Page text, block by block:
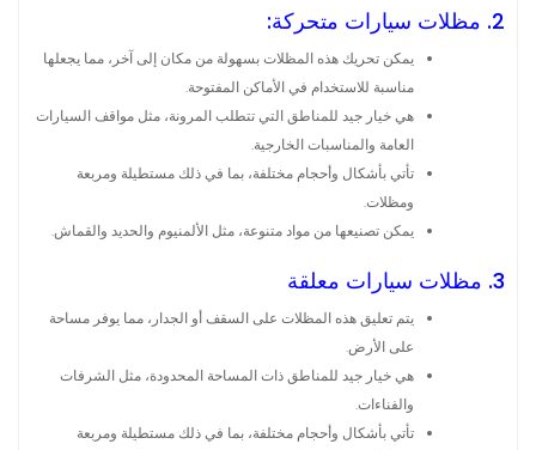
2. مظلات سيارات متحركة:
يمكن تحريك هذه المظلات بسهولة من مكان إلى آخر، مما يجعلها
مناسبة للاستخدام في الأماكن المفتوحة.
هي خيار جيد للمناطق التي تتطلب المرونة، مثل مواقف السيارات
العامة والمناسبات الخارجية.
تأتي بأشكال وأحجام مختلفة، بما في ذلك مستطيلة ومربعة
ومظلات.
يمكن تصنيعها من مواد متنوعة، مثل الألمنيوم والحديد والقماش.
3. مظلات سيارات معلقة
يتم تعليق هذه المظلات على السقف أو الجدار، مما يوفر مساحة
على الأرض.
هي خيار جيد للمناطق ذات المساحة المحدودة، مثل الشرفات
والفناءات.
تأتي بأشكال وأحجام مختلفة، بما في ذلك مستطيلة ومربعة